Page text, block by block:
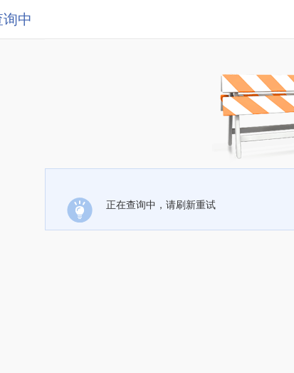
中
正在查询中，请刷新重试